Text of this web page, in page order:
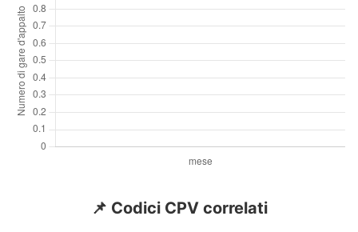
📌 Codici CPV correlati